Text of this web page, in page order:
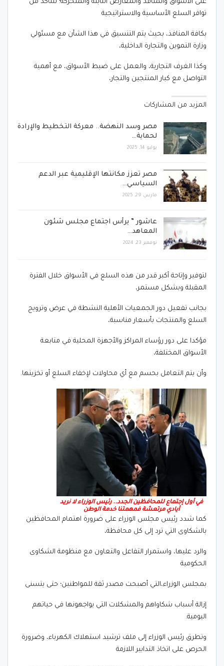
على الأسواق والمنافذ والمعارض الثابتة والمتحركة؛ للتأكد من
توافر السلع الأساسية والاستراتيجية
بكافة المنافذ، بحيث يتم التنسيق في هذا الشأن مع مسئولي
وزارة التموين والتجارة الداخلية،
وكذا الغرف التجارية، والعمل على ضبط الأسواق، مع أهمية
التواصل مع كبار المنتجين والتجار،
المزيد من المشاركات
مصر وسد النهضة.. معركة التخطيط والإرادة
لحماية…
يوليو 14, 2025
مصر تعزز مكانتها الإقليمية عبر الدعم
السياسي…
مارس 29, 2025
عاشور ” يرأس اجتماع مجلس شئون
المعاهد…
نوفمبر 23, 2024
لتوفير وإتاحة أكبر قدر من هذه السلع في الأسواق خلال الفترة
المقبلة وبشكل مستمر،
بجانب تفعيل دور الجمعيات الأهلية النشطة في عرض وترويج
السلع والمنتجات بأسعار مناسبة،
مؤكدا على دور رؤساء المراكز والأجهزة المحلية في متابعة
الأسواق المختلفة،
وأن يتم التعامل بحسم مع أي محاولات لإخفاء السلع أو تخزينها.
في أول إجتماع للمحافظين الجدد.. رئيس الوزراء لا نريد
أيادي مرتعشة فمهمتنا خدمة الوطن
كما شدد رئيس مجلس الوزراء على ضرورة اهتمام المحافظين
بالشكاوى التي ترد إلى كل محافظة،
والرد عليها، واستمرار التفاعل والتعاون مع منظومة الشكاوى
الحكومية
بمجلس الوزراء،التي أصبحت مصدر ثقة للمواطنين؛ حتى يتسنى
إزالة أسباب شكاواهم والمشكلات التي يواجهونها في حياتهم
اليومية.
وتطرق رئيس الوزراء إلى ملف ترشيد استهلاك الكهرباء، وضرورة
الحرص على اتخاذ التدابير اللازمة